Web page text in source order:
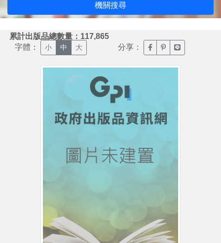
機關搜尋
累計出版品總數量：117,865
字體： 小 中 大 分享： 臉書分享(另開新視窗)
噗浪分享(另開新
Line分享(另